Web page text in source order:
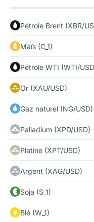
Pétrole Brent (XBR/
Maïs (C_1)
Pétrole WTI (WTI/
Or (XAU/USD)
Gaz naturel (NG/USD)
Palladium (XPD/USD)
Platine (XPT/USD)
Argent (XAG/USD)
Soja (S_1)
Blé (W_1)